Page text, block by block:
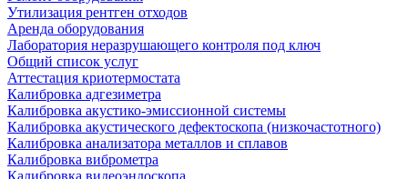
Утилизация рентген отходов
Аренда оборудования
Лаборатория неразрушающего контроля под ключ
Общий список услуг
Аттестация криотермостата
Калибровка адгезиметра
Калибровка акустико-эмиссионной системы
Калибровка акустического дефектоскопа (низкочастотного)
Калибровка анализатора металлов и сплавов
Калибровка виброметра
Калибровка видеоэндоскопа